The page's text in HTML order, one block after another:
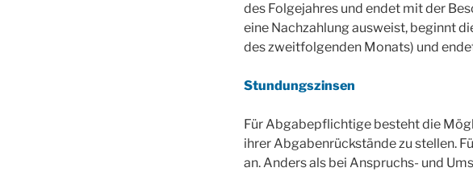
des Folgejahres und endet mit der
eine Nachzahlung ausweist, beginnt
des zweitfolgenden Monats) und
Stundungszinsen
Für Abgabepflichtige besteht die
ihrer Abgabenrückstände zu stellen.
an. Anders als bei Anspruchs- und